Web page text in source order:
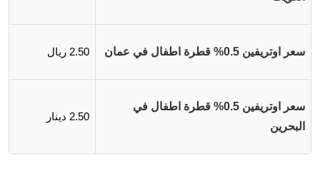
سعر اوتريفين 0.5% قطرة اطفال في عمان 2.50 ريال
سعر اوتريفين 0.5% قطرة اطفال في
البحرين
2.50 دينار